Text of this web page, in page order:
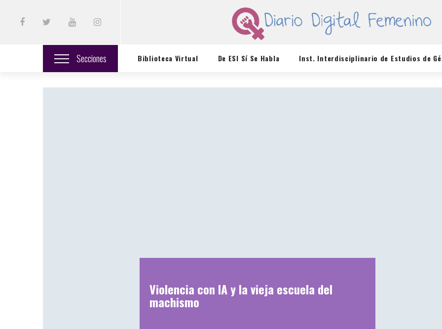
Secciones Biblioteca Virtual De ESI Sí Se Habla Inst. Interdisciplinario de Estudios de
Violencia con IA y la vieja escuela del
machismo